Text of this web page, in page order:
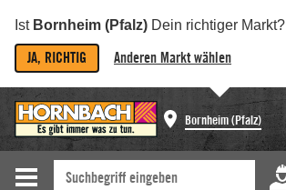
Ist Bornheim (Pfalz) Dein richtiger Markt?
JA, RICHTIG Anderen Markt wählen
Bornheim (Pfalz)